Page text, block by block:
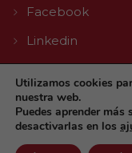
Facebook
Linkedin
Youtube
Utilizamos cookies
nuestra web.
Puedes aprender
desactivarlas en los